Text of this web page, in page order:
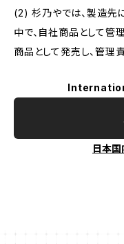
(2) 杉乃やでは、製造先
中で、自社商品として管
商品として発売し、管理
日本